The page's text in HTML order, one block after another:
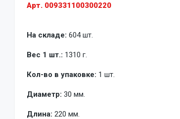
Арт. 009331100300220
На складе: 604 шт.
Вес 1 шт.: 1310 г.
Кол-во в упаковке: 1 шт.
Диаметр: 30 мм.
Длина: 220 мм.